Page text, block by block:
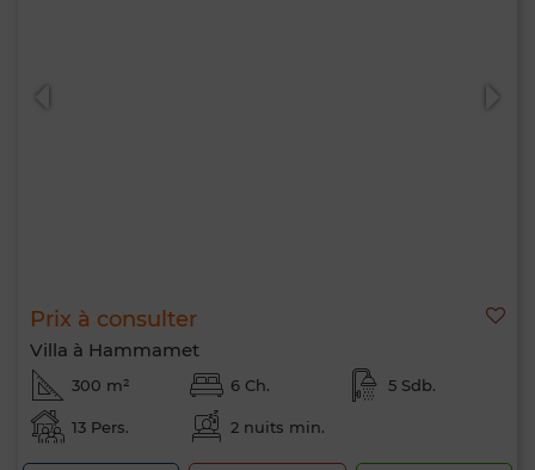
Prix à consulter
Villa à Hammamet
300 m² 6 Ch. 5 Sdb.
13 Pers. 2 nuits min.